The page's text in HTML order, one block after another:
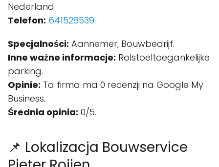
Nederland.
Telefon: 641528539.
Specjalności: Aannemer, Bouwbedrijf.
Inne ważne informacje: Rolstoeltoegankelijke
parking.
Opinie: Ta firma ma 0 recenzji na Google My
Business.
Średnia opinia: 0/5.
📌 Lokalizacja Bouwservice